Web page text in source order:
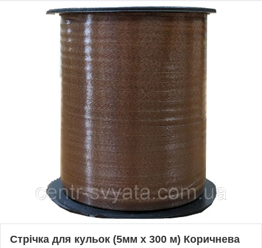
Стрічка для кульок (5мм х 300 м) Коричнева